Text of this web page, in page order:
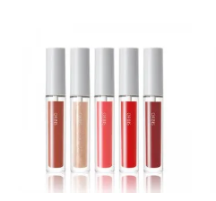
ている状態*2 年齢に応じたお手入
ース及び先行技術調査による当社調
べ*5 オトギリソウエキス配合＝肌
たハリツヤ肌へ導く保湿成分
です。5種の和漢植物由来成分とコ
ラーゲンが肌をいたわりながらうる
おいを与え、バリア機能を維持。ニ
さらにビタミンC誘導体をはじめと
した5種の整肌成分(*1)から成る